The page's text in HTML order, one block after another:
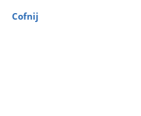
Cofnij